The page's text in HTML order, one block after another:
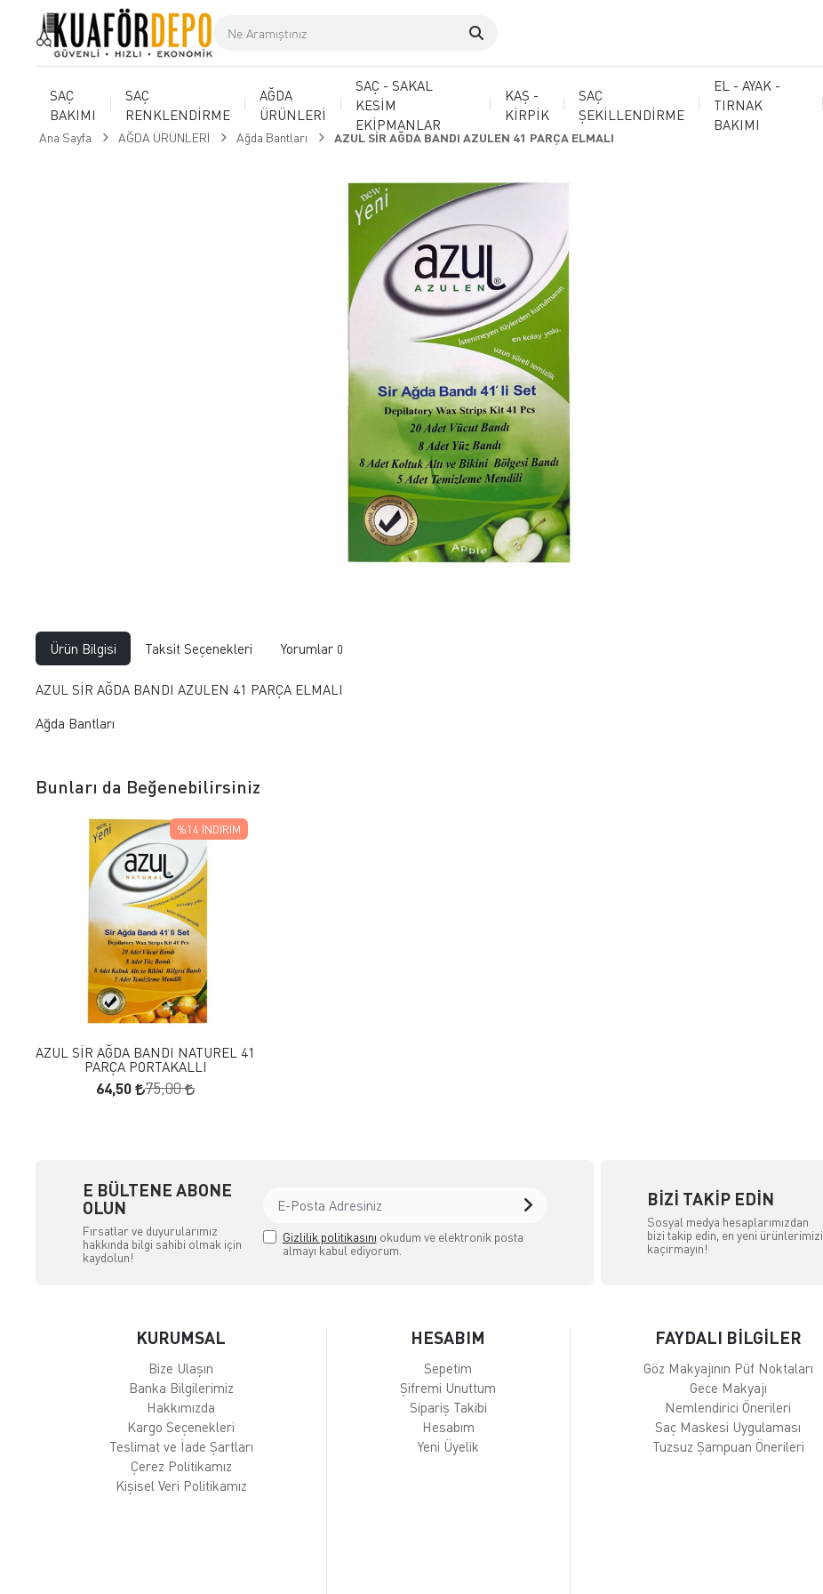
SAÇ
BAKIMI
SAÇ
RENKLENDİRME
AĞDA
ÜRÜNLERİ
SAÇ - SAKAL
KESİM
EKİPMANLAR
KAŞ -
KİRPİK
SAÇ
ŞEKİLLENDİRME
EL - AYAK -
TIRNAK
BAKIMI
Ana Sayfa AĞDA ÜRÜNLERİ Ağda Bantları AZUL SİR AĞDA BANDI AZULEN 41 PARÇA ELMALI
Ürün Bilgisi Taksit Seçenekleri Yorumlar 0
AZUL SİR AĞDA BANDI AZULEN 41 PARÇA ELMALI
Ağda Bantları
Bunları da Beğenebilirsiniz
FAVORILERE EKLE
SEPETE EKLE
AZUL SİR AĞDA BANDI NATUREL 41
PARÇA PORTAKALLI
64,50 75,00
%14 İNDIRIM
E BÜLTENE ABONE
OLUN
Fırsatlar ve duyurularımız
hakkında bilgi sahibi olmak için
kaydolun!
Gizlilik politikasını okudum ve elektronik posta
almayı kabul ediyorum.
BIZI TAKIP EDIN
Sosyal medya hesaplarımızdan
bizi takip edin, en yeni ürünlerimizi
kaçırmayın!
KURUMSAL
Bize Ulaşın
Banka Bilgilerimiz
Hakkımızda
Kargo Seçenekleri
Teslimat ve İade Şartları
Çerez Politikamız
Kişisel Veri Politikamız
HESABIM
Sepetim
Şifremi Unuttum
Sipariş Takibi
Hesabım
Yeni Üyelik
FAYDALI BİLGİLER
Göz Makyajının Püf Noktaları
Gece Makyajı
Nemlendirici Önerileri
Saç Maskesi Uygulaması
Tuzsuz Şampuan Önerileri